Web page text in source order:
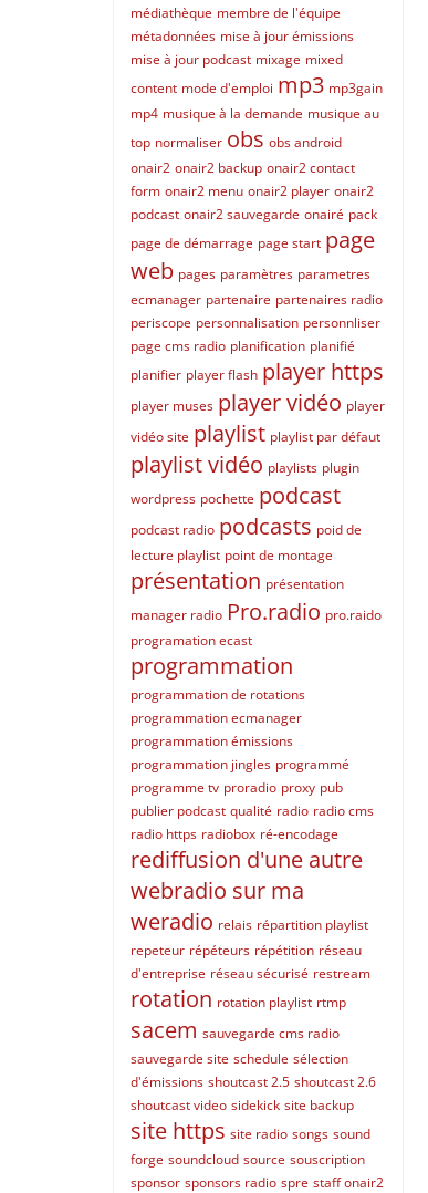
médiathèque membre de l'équipe
métadonnées mise à jour émissions
mise à jour podcast mixage mixed
content mode d'emploi mp3 mp3gain
mp4 musique à la demande musique au
top normaliser obs obs android
onair2 onair2 backup onair2 contact
form onair2 menu onair2 player onair2
podcast onair2 sauvegarde onairé pack
page de démarrage page start page
web pages paramètres parametres
ecmanager partenaire partenaires radio
periscope personnalisation personnliser
page cms radio planification planifié
planifier player flash player https
player muses player vidéo player
vidéo site playlist playlist par défaut
playlist vidéo playlists plugin
wordpress pochette podcast
podcast radio podcasts poid de
lecture playlist point de montage
présentation présentation
manager radio Pro.radio pro.raido
programation ecast
programmation
programmation de rotations
programmation ecmanager
programmation émissions
programmation jingles programmé
programme tv proradio proxy pub
publier podcast qualité radio radio cms
radio https radiobox ré-encodage
rediffusion d'une autre
webradio sur ma
weradio relais répartition playlist
repeteur répéteurs répétition réseau
d'entreprise réseau sécurisé restream
rotation rotation playlist rtmp
sacem sauvegarde cms radio
sauvegarde site schedule sélection
d'émissions shoutcast 2.5 shoutcast 2.6
shoutcast video sidekick site backup
site https site radio songs sound
forge soundcloud source souscription
sponsor sponsors radio spre staff onair2